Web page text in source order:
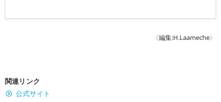
《編集:H.Laameche》
関連リンク
公式サイト